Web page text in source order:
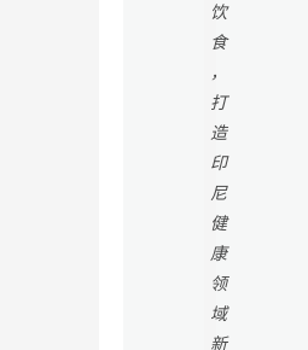
饮
食
，
打
造
印
尼
健
康
领
域
新